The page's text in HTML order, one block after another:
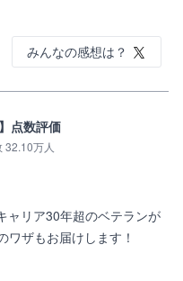
みんなの感想は？
点数評価
32.10万人
ャリア30年超のベテランが
ワザもお届けします！